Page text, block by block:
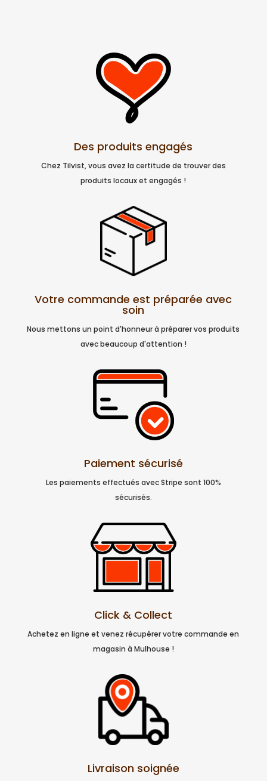
Des produits engagés
Chez Tilvist, vous avez la certitude de trouver des
produits locaux et engagés !
Votre commande est préparée avec
soin
Nous mettons un point d'honneur à préparer vos produits
avec beaucoup d'attention !
Paiement sécurisé
Les paiements effectués avec Stripe sont 100%
sécurisés.
Click & Collect
Achetez en ligne et venez récupérer votre commande en
magasin à Mulhouse !
Livraison soignée